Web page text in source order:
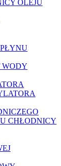
OLEJU
WODY
CHŁODNICY